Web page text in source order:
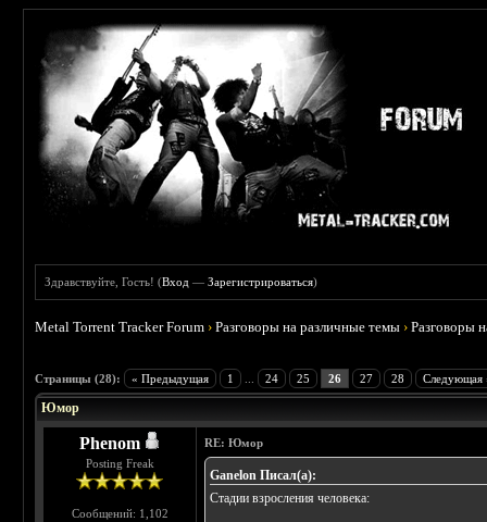
Здравствуйте, Гость! (Вход —Зарегистрироваться)
Metal Torrent Tracker Forum ›Разговоры на различные темы ›Разговоры
Страницы (28): « Предыдущая 1 24 25 26 27 28 Следующая
Юмор
Phenom
Posting Freak
Сообщений: 1,102
RE: Юмор
Ganelon Писал(а):
Стадии взросления человека: